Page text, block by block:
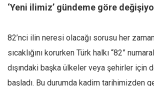
7 soruda bu hafta
Spor
Manzara
‘Yeni ilimiz’ gündeme göre
82’nci ilin neresi olacağı sorusu her
sıcaklığını korurken Türk halkı “82”
dışındaki başka ülkeler veya şehirler için
başladı. Bu durumda kadim tarihimizden